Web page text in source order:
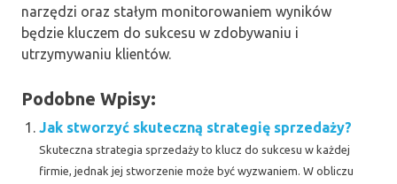
narzędzi oraz stałym monitorowaniem wyników
będzie kluczem do sukcesu w zdobywaniu i
utrzymywaniu klientów.
Podobne Wpisy:
Jak stworzyć skuteczną strategię sprzedaży?
Skuteczna strategia sprzedaży to klucz do sukcesu w każdej
firmie, jednak jej stworzenie może być wyzwaniem. W obliczu